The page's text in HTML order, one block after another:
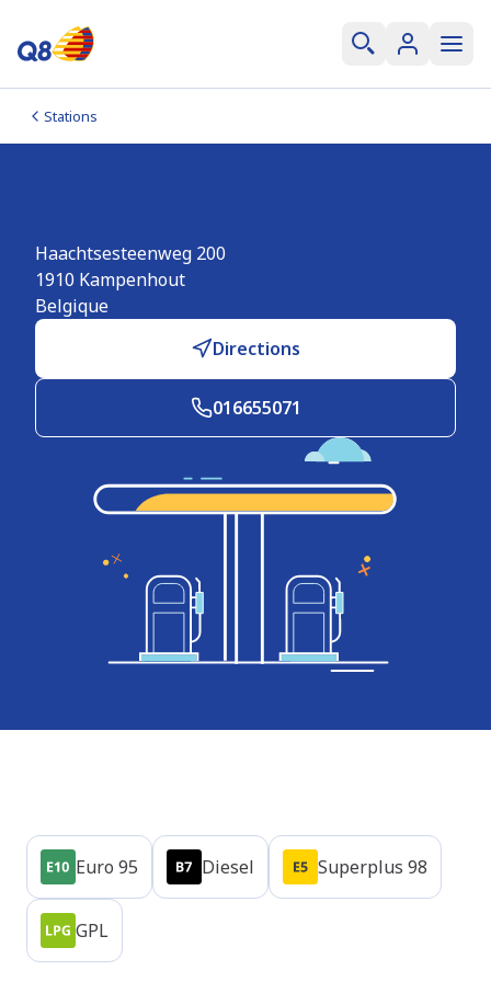
Stations
Haachtsesteenweg 200
1910 Kampenhout
Belgique
Directions
016655071
Euro 95 Diesel Superplus 98
GPL